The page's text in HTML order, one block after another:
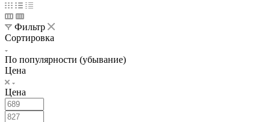
Фильтр
Сортировка
По популярности (убывание)
Цена
Цена